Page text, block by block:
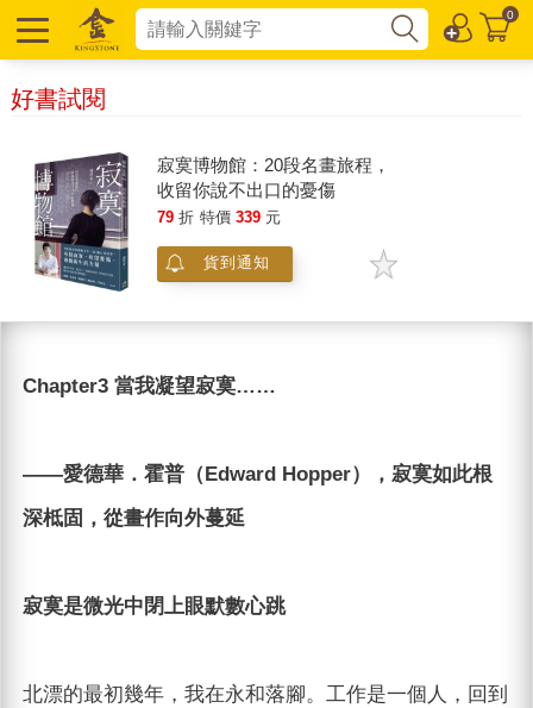
0
好書試閱
寂寞博物館：20段名畫旅程，
收留你說不出口的憂傷
79 折 特價 339 元
貨到通知
Chapter3 當我凝望寂寞……
——愛德華．霍普（Edward Hopper），寂寞如此根
深柢固，從畫作向外蔓延
寂寞是微光中閉上眼默數心跳
北漂的最初幾年，我在永和落腳。工作是一個人，回到